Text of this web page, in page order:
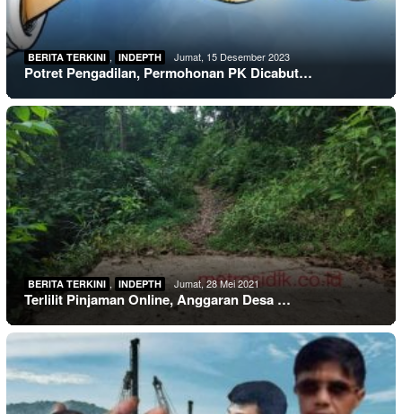
BERITA TERKINI , INDEPTH Jumat, 15 Desember 2023
Potret Pengadilan, Permohonan PK Dicabut…
BERITA TERKINI , INDEPTH Jumat, 28 Mei 2021
Terlilit Pinjaman Online, Anggaran Desa …